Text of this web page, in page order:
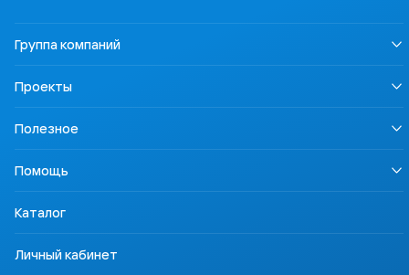
Группа компаний
Устойчивое развитие
Информация для СМИ
Карьера
Правовая информация
Осторожно, контрафакт
Контакты
Проекты
Урок безопасности
Наша Победа
Профориентация
Учимся для жизни
ССТ Лингвотест
Полезное
Родителям
Ученикам
Партнёрам
Инвесторам
Помощь
Где купить
Задать вопрос
Каталог
Личный кабинет